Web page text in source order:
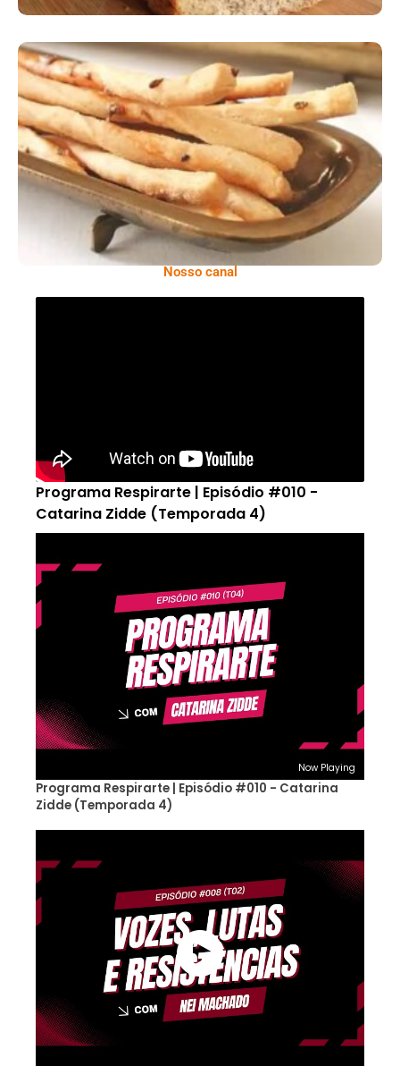
Comer Bem: Palitinhos De Cebola E Salsa
Nosso canal
Programa Respirarte | Episódio #010 -
Catarina Zidde (Temporada 4)
Now Playing
Programa Respirarte | Episódio #010 - Catarina
Zidde (Temporada 4)